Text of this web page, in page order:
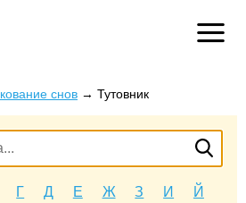
снов → Тутовник
Г Д Е Ж З И
Й